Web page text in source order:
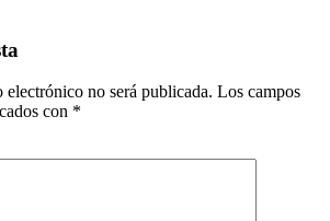
no será publicada. Los campos
con *